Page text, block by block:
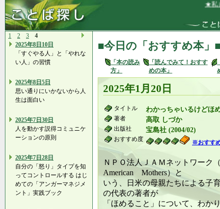
★私は
1 2 3
4
2025年8日10日
「すぐやる人」と「やれな
い人」の習慣
2025年8日5日
思い通りにいかないから人
生は面白い
2025年7日30日
人を動かす説得コミュニケ
ーションの原則
2025年7日28日
自分の「怒り」タイプを知
ってコントロールする はじ
めての「アンガーマネジメ
ント」実践ブック
■今日の「おすすめ本」
「本の読み
方」
「読んでみて！おすす
めの本」
2025年1月20日
タイトル わかっちゃいるけどほ
著者 高取 しづか
出版社 宝島社 (2004/02)
おすすめ度 ※おすす
ＮＰＯ法人ＪＡＭネットワーク（
American Mothers）と
いう、日米の母親たちによる子
の代表の著者が
「ほめること」について、わか